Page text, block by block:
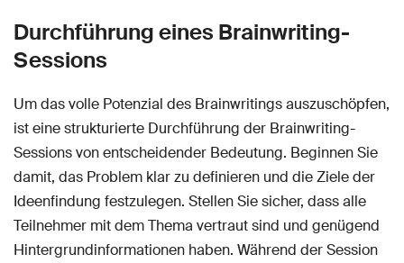
Durchführung eines Brainwriting-
Sessions
Um das volle Potenzial des Brainwritings auszuschöpfen,
ist eine strukturierte Durchführung der Brainwriting-
Sessions von entscheidender Bedeutung. Beginnen Sie
damit, das Problem klar zu definieren und die Ziele der
Ideenfindung festzulegen. Stellen Sie sicher, dass alle
Teilnehmer mit dem Thema vertraut sind und genügend
Hintergrundinformationen haben. Während der Session